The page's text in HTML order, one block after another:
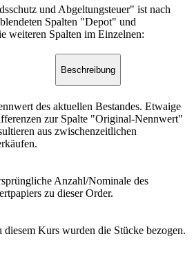
und Abgeltungsteuer" ist nach
Spalten "Depot" und
weiteren Spalten im Einzelnen:
Beschreibung
des aktuellen Bestandes. Etwaige
zur Spalte "Original-Nennwert"
aus zwischenzeitlichen
Anzahl/Nominale des
zu dieser Order.
diesem Kurs wurden die Stücke bezogen.